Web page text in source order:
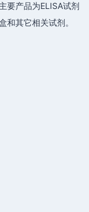
要产品为ELISA试剂
和其它相关试剂。